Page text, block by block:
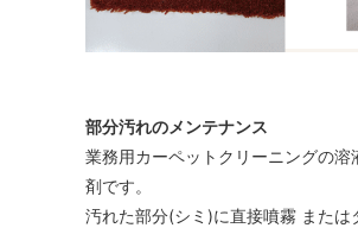
部分汚れのメンテナンス
業務用カーペットクリーニングの
剤です。
汚れた部分(シミ)に直接噴霧 または